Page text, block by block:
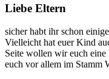
Liebe Eltern
sicher habt ihr schon
Vielleicht hat euer Kind
Seite wollen wir euch
euch vor allem im Stamm